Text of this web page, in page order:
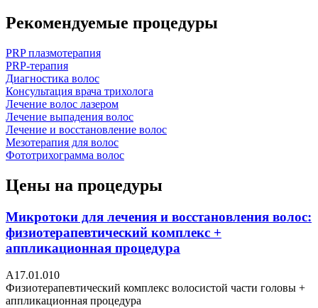
Рекомендуемые процедуры
PRP плазмотерапия
PRP-терапия
Диагностика волос
Консультация врача трихолога
Лечение волос лазером
Лечение выпадения волос
Лечение и восстановление волос
Мезотерапия для волос
Фототрихограмма волос
Цены на процедуры
Микротоки для лечения и восстановления волос:
физиотерапевтический комплекс +
аппликационная процедура
А17.01.010
Физиотерапевтический комплекс волосистой части головы +
аппликационная процедура